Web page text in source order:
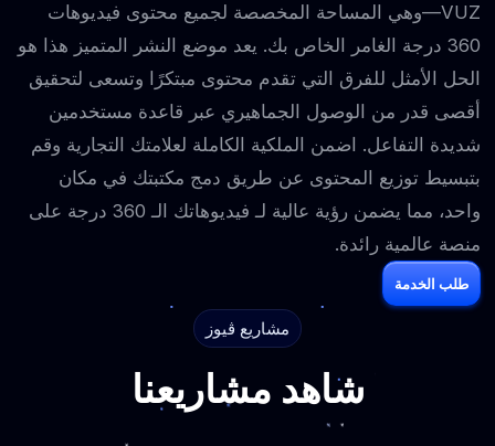
VUZ—وهي المساحة المخصصة لجميع محتوى فيديوهات
360 درجة الغامر الخاص بك. يعد موضع النشر المتميز هذا هو
الحل الأمثل للفرق التي تقدم محتوى مبتكرًا وتسعى لتحقيق
أقصى قدر من الوصول الجماهيري عبر قاعدة مستخدمين
شديدة التفاعل. اضمن الملكية الكاملة لعلامتك التجارية وقم
بتبسيط توزيع المحتوى عن طريق دمج مكتبتك في مكان
واحد، مما يضمن رؤية عالية لـ فيديوهاتك الـ 360 درجة على
منصة عالمية رائدة.
طلب الخدمة
مشاريع ڤيوز
شاهد مشاريعنا